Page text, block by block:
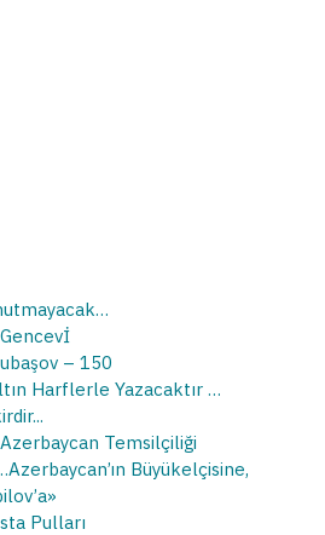
– 150
Harflerle Yazacaktır …
Temsilçiliği
Büyükelçisine,
Pulları